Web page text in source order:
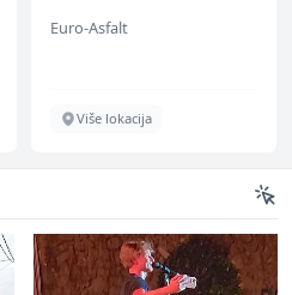
Euro-Asfalt
Više lokacija